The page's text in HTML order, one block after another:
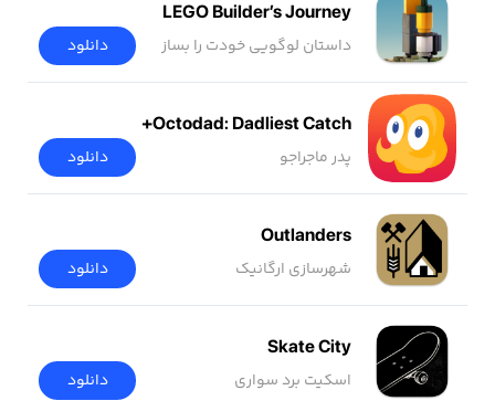
LEGO Builder’s Journey
داستان لوگویی خودت را بساز دانلود
Octodad: Dadliest Catch+
پدر ماجراجو دانلود
Outlanders
شهرسازی ارگانیک دانلود
Skate City
اسکیت برد سواری دانلود